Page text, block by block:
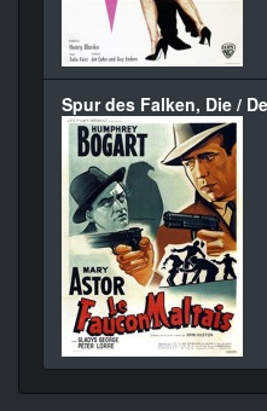
Spur des Falken, Die /